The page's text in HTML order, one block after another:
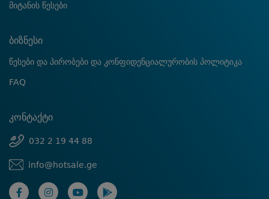
მიტანის წესები
ბიზნესი
წესები და პირობები და კონფიდენციალურობის პოლიტიკა
FAQ
კონტაქტი
032 2 19 44 88
info@hotsale.ge